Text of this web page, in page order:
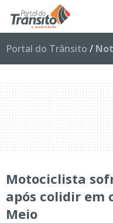
Portal do Trânsito /
Motociclista
após colidir em
Meio